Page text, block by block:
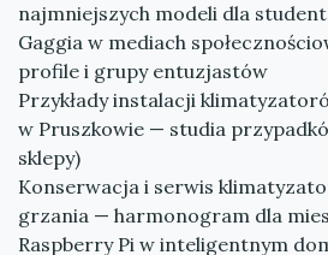
najmniejszych modeli dla
Gaggia w mediach
profile i grupy entuzjastów
Przykłady instalacji
w Pruszkowie — studia
sklepy)
Konserwacja i serwis
grzania — harmonogram dla
Raspberry Pi w inteligentnym